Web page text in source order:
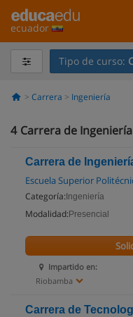
ecuador
Tipo de curso:
Carrera Ingeniería
4 Carrera de
Carrera de
Escuela Superior
Categoría: Ingeniería
Modalidad: Presencial
Impartido en:
Riobamba
Carrera de